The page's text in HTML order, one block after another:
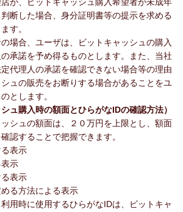
断した場合、身分証明書等の提示を求める
す。
場合、ユーザは、ビットキャッシュの購入
承諾を予め得るものとします。また、当社
代理人の承諾を確認できない場合等の理由
ュの販売をお断りする場合があることをユ
とします。
ュ購入時の額面とひらがなIDの確認方法）
シュの額面は、２０万円を上限とし、額面
認することで把握できます。
る表示
表示
る表示
める方法による表示
用時に使用するひらがなIDは、ビットキャ